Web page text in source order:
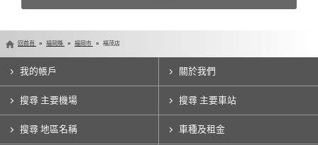
回首頁 福岡縣 福岡市 福茂店
我的帳戶 關於我們
搜尋 主要機場 搜尋 主要車站
搜尋 地區名稱 車種及租金